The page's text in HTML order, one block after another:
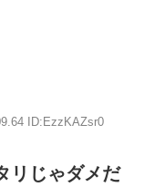
ID:EzzKAZsr0
リじゃダメだ